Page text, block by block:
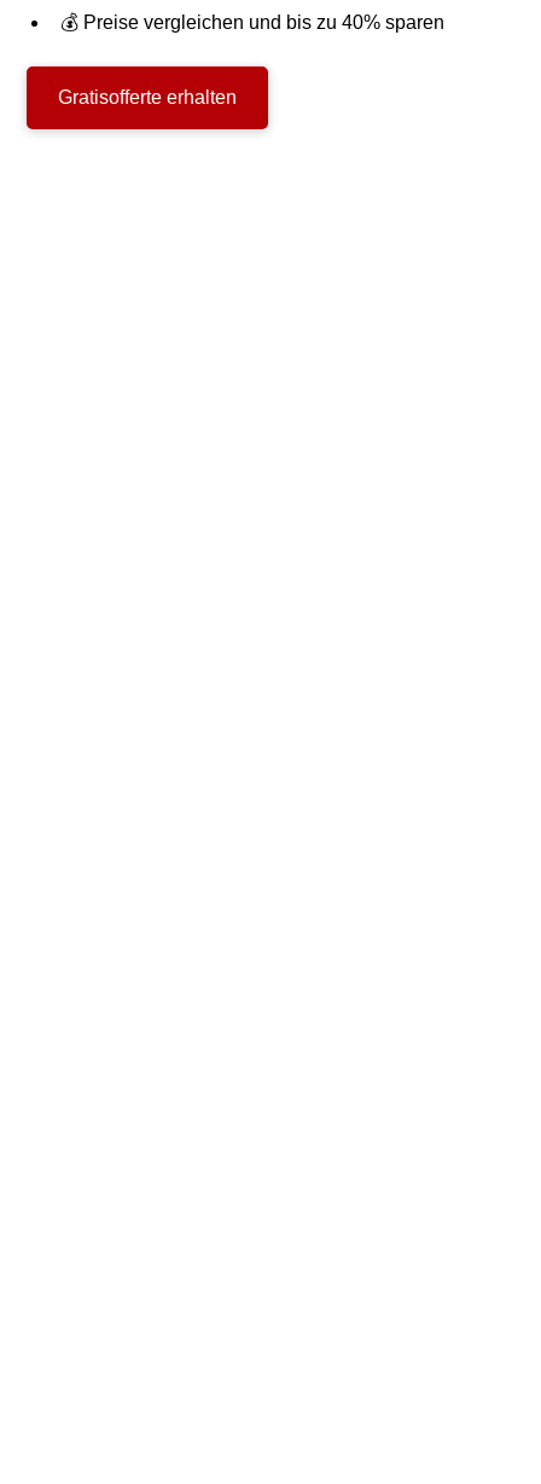
💰 Preise vergleichen und bis zu 40% sparen
Gratisofferte erhalten